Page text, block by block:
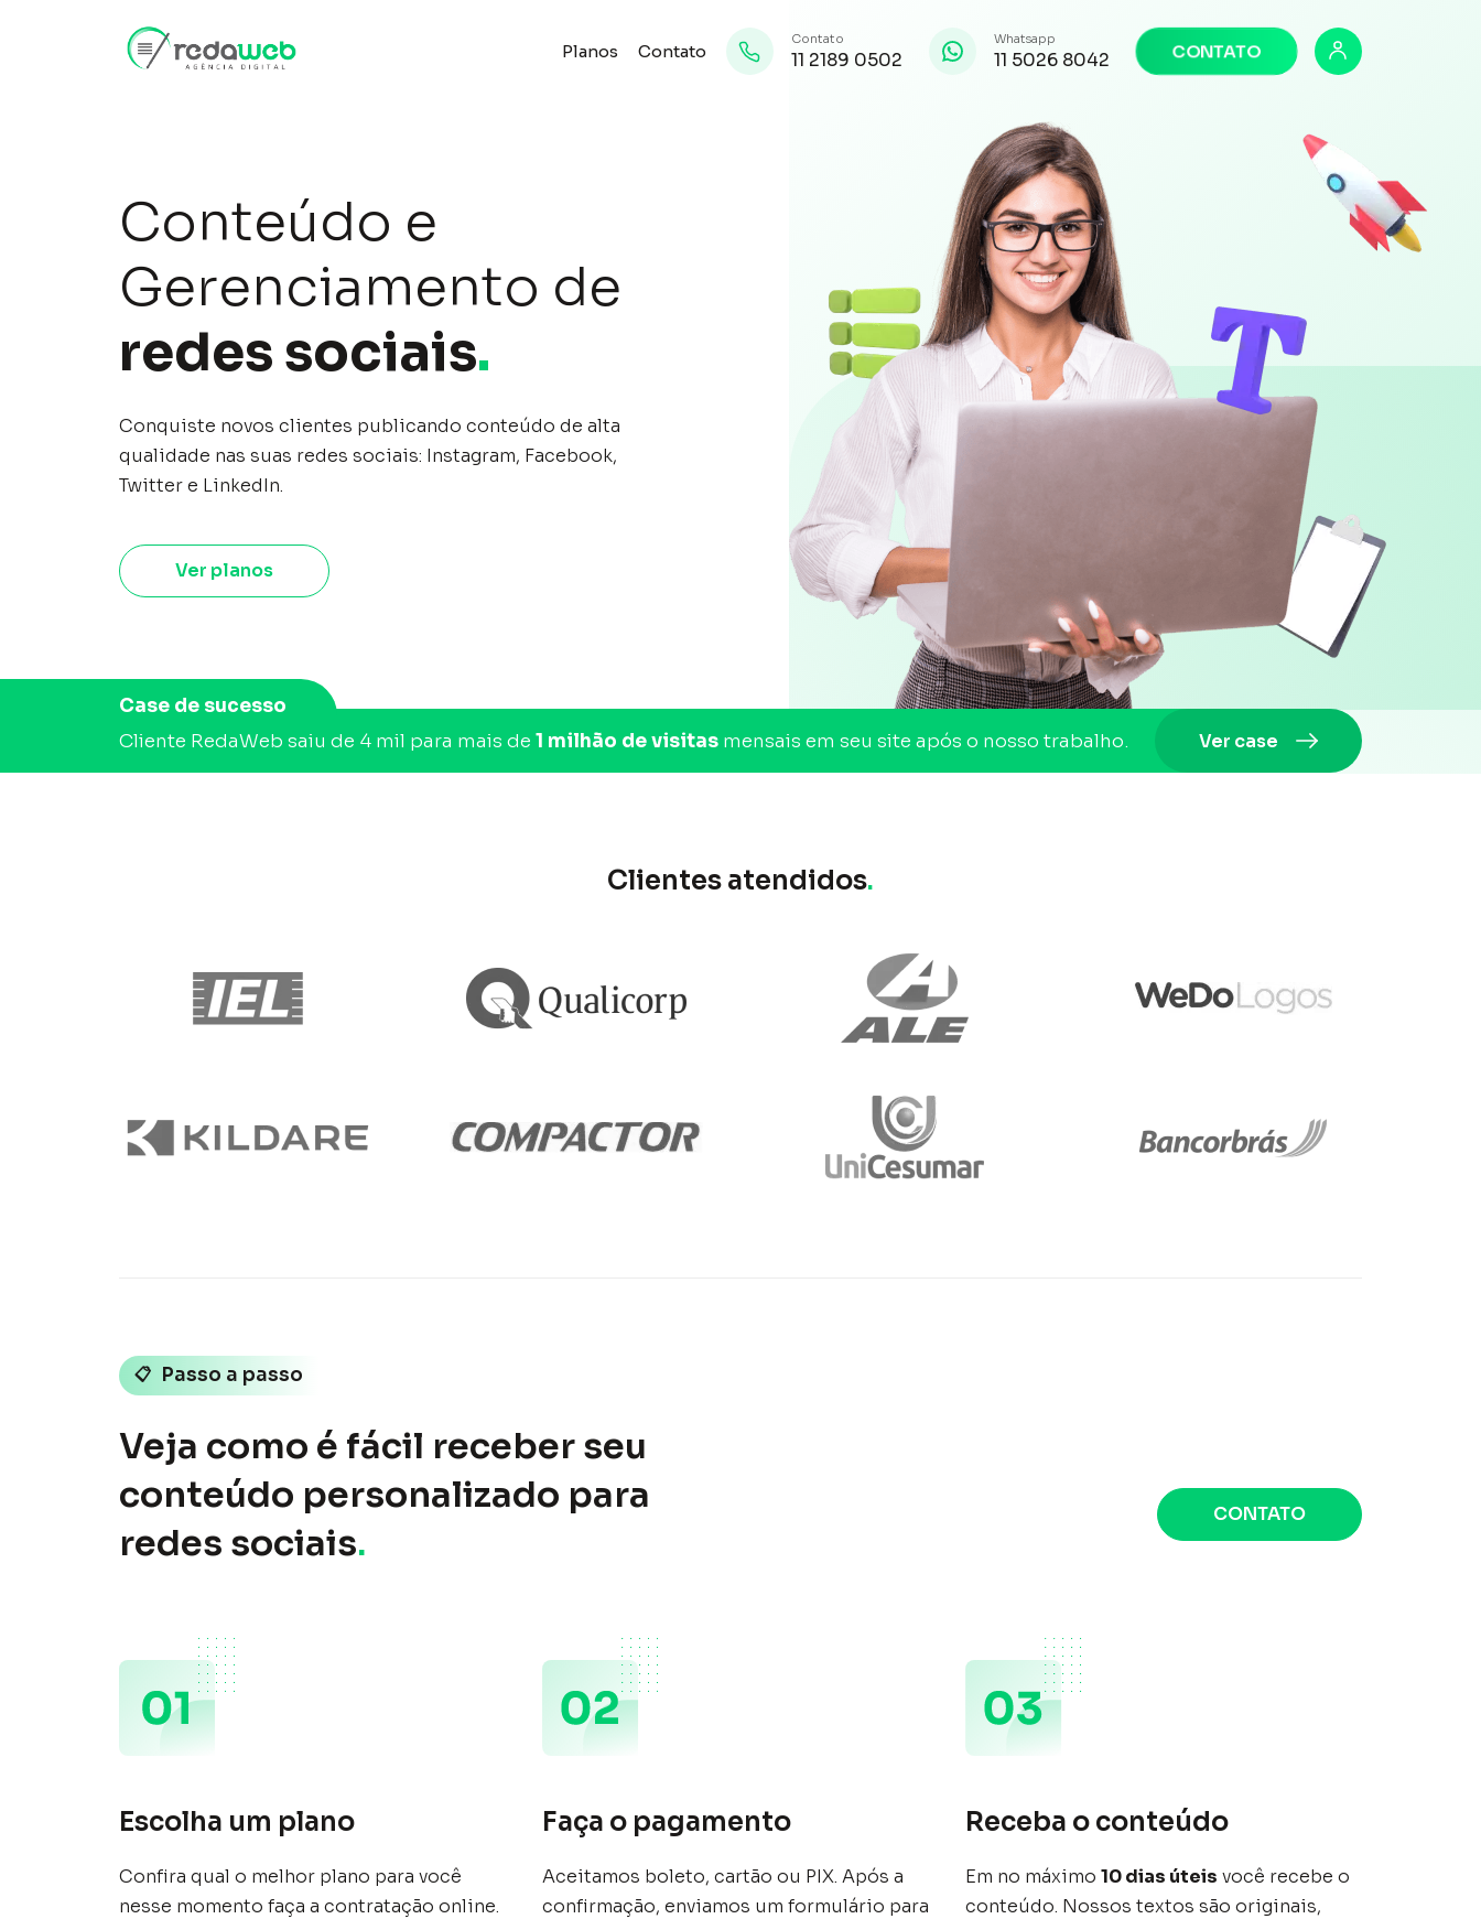
Planos Contato
Contato
11 2189 0502
Whatsapp
11 5026 8042 CONTATO
Conteúdo e
Gerenciamento de
redes sociais.
Conquiste novos clientes publicando conteúdo de alta
qualidade nas suas redes sociais: Instagram, Facebook,
Twitter e LinkedIn.
Ver planos
Case de sucesso
Cliente RedaWeb saiu de 4 mil para mais de 1 milhão de visitas mensais em seu site após o nosso trabalho. Ver case
Clientes atendidos.
📋 Passo a passo
Veja como é fácil receber seu
conteúdo personalizado para
redes sociais.
CONTATO
Escolha um plano
Confira qual o melhor plano para você
nesse momento faça a contratação online.
Faça o pagamento
Aceitamos boleto, cartão ou PIX. Após a
confirmação, enviamos um formulário para
Receba o conteúdo
Em no máximo 10 dias úteis você recebe o
conteúdo. Nossos textos são originais,